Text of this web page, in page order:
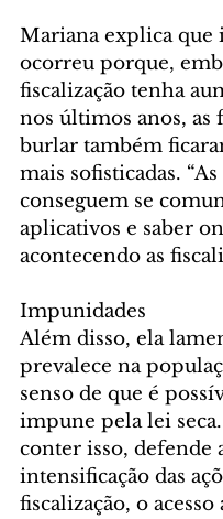
Mariana explica que
ocorreu porque,
fiscalização tenha
nos últimos anos, as
burlar também
mais sofisticadas. “As
conseguem se
aplicativos e saber
acontecendo as
Impunidades
Além disso, ela
prevalece na
senso de que é
impune pela lei
conter isso, defende
intensificação das
fiscalização, o acesso